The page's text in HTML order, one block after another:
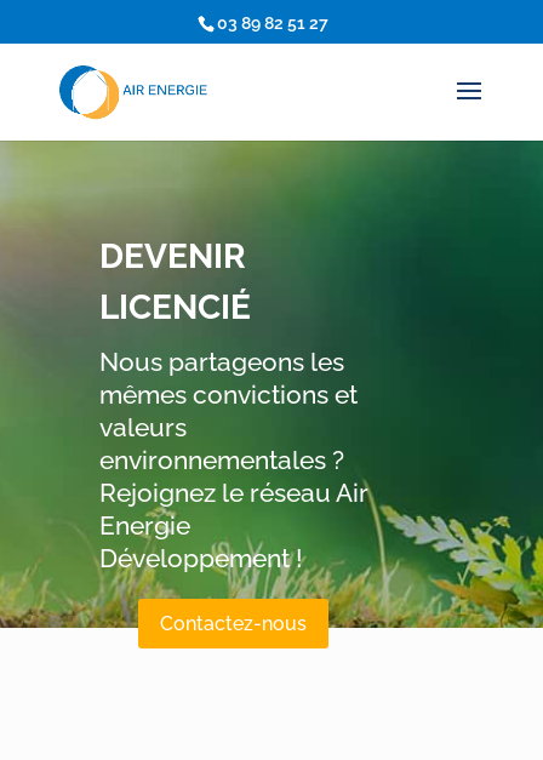
03 89 82 51 27
DEVENIR
LICENCIÉ
Nous partageons les
mêmes convictions et
valeurs
environnementales ?
Rejoignez le réseau Air
Energie
Développement !
Contactez-nous